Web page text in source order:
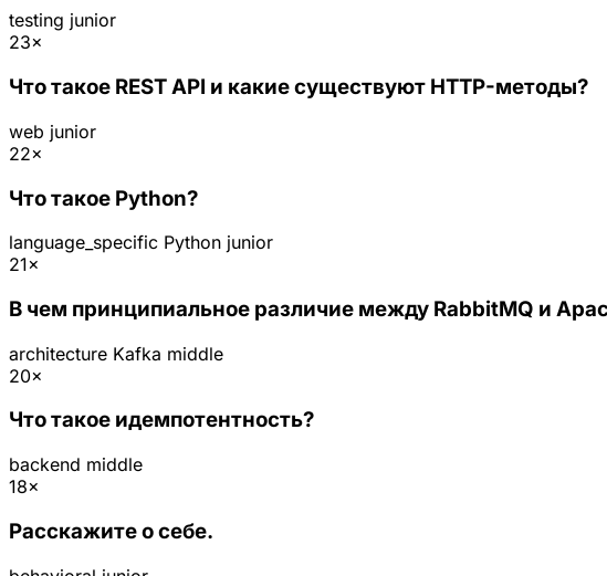
testing junior
23×
Что такое REST API и какие существуют HTTP-методы?
web junior
22×
Что такое Python?
language_specific Python junior
21×
В чем принципиальное различие между RabbitMQ и
architecture Kafka middle
20×
Что такое идемпотентность?
backend middle
18×
Расскажите о себе.